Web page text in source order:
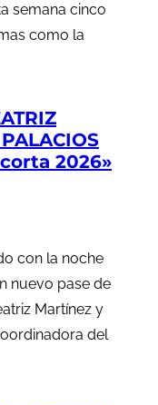
semana cinco
como la
2026»
con la noche
nuevo pase de
Martínez y
del